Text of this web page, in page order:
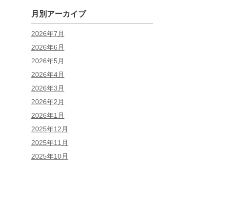
月別アーカイブ
2026年7月
2026年6月
2026年5月
2026年4月
2026年3月
2026年2月
2026年1月
2025年12月
2025年11月
2025年10月